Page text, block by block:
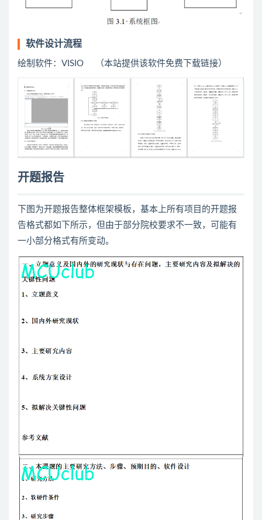
软件设计流程
绘制软件：VISIO （本站提供该软件免费下载链接）
开题报告
下图为开题报告整体框架模板，基本上所有项目的开题报
告格式都如下所示，但由于部分院校要求不一致，可能有
一小部分格式有所变动。